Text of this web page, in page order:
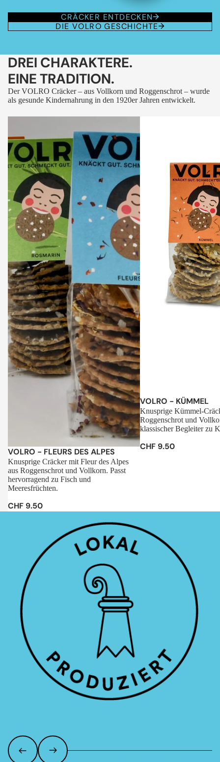
CRÄCKER ENTDECKEN
DIE VOLRO GESCHICHTE
DREI CHARAKTERE.
EINE TRADITION.
Der VOLRO Cräcker – aus Vollkorn und Roggenschrot – wurde
als gesunde Kindernahrung in den 1920er Jahren entwickelt.
FLEURS
DES
ALPES
Sale
VOLRO - FLEURS DES ALPES
Knusprige Cräcker mit Fleur des Alpes
aus Roggenschrot und Vollkorn. Passt
hervorragend zu Fisch und
Meeresfrüchten.
CHF 9.50
KÜMMEL
Sale
VOLRO - KÜMMEL
Knusprige Kümmel-
Roggenschrot und
klassischer Begleiter zu
CHF 9.50